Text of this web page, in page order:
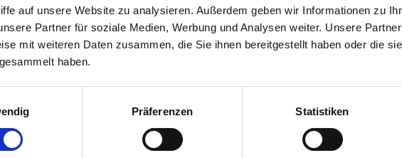
auf unsere Website zu analysieren. Außerdem geben wir Informationen zu
Partner für soziale Medien, Werbung und Analysen weiter. Unsere
mit weiteren Daten zusammen, die Sie ihnen bereitgestellt haben oder die
haben.
Präferenzen Statistiken
(Türschwelle 2 cm).
Räume sind ebenerdig,
breit.
Die Aufzugskabine ist 180
der Aufzugstür
bedient. Den Aufzug
eine Rampe (250 cm breit mit